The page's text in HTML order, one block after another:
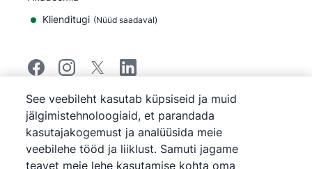
Klienditugi (Nüüd saadaval)
©2026Pipedrive
Pipedrive
Teenuse tingimused
Pipedrive
Privaatsuseeskirjad
Sisukaart
Küpsiste eeskirjad
See veebileht kasutab küpsiseid ja muid
jälgimistehnoloogiaid, et parandada
kasutajakogemust ja analüüsida meie
veebilehe tööd ja liiklust. Samuti jagame
teavet meie lehe kasutamise kohta oma